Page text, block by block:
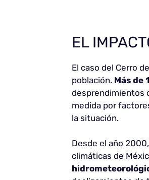
EL
El caso del Cerro
población. Más de
desprendimientos
medida por
la situación.
Desde el año
climáticas de